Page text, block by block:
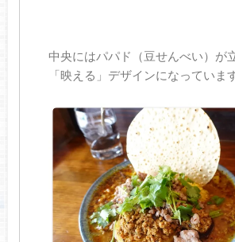
中央にはパパド（豆せんべい）が
「映える」デザインになっていま